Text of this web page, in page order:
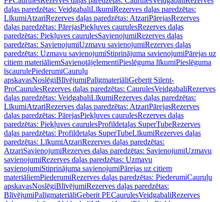
daļas paredzētas: VeidgabaliLīkumiRezerves daļas paredzētas:
LīkumiAtzariRezerves daļas paredzētas: AtzariPārejasRezerves
daļas paredzētas: PārejasPiekļuves caurulesRezerves daļas
paredzētas: Piekļuves caurulesSavienojumiRezerves daļas
paredzētas: SavienojumiUzmavu savienojumiRezerves daļas
paredzētas: Uzmavu savienojumiStiprinājuma savienojumiPārejas uz
citiem materiāliemSavienotājelementiPieslēguma līkumiPieslēguma
īscaurulePiederumiCauruļu
apskavasNoslēgiBlīvējumiPalīgmateriāliGeberit Silent-
ProCaurulesRezerves daļas paredzētas: CaurulesVeidgabaliRezerves
daļas paredzētas: VeidgabaliLīkumiRezerves daļas paredzētas:
LīkumiAtzariRezerves daļas paredzētas: AtzariPārejasRezerves
daļas paredzētas: PārejasPiekļuves caurulesRezerves daļas
paredzētas: Piekļuves caurulesProfildetaļas SuperTubeRezerves
daļas paredzētas: Profildetaļas SuperTubeLīkumiRezerves daļas
paredzētas: LīkumiAtzariRezerves daļas paredzētas:
AtzariSavienojumiRezerves daļas paredzētas: SavienojumiUzmavu
savienojumiRezerves daļas paredzētas: Uzmavu
savienojumiStiprinājuma savienojumiPārejas uz citiem
materiāliemPiederumiRezerves daļas paredzētas: PiederumiCauruļu
apskavasNoslēgiBlīvējumiRezerves daļas paredzētas:
BlīvējumiPalīgmateriāliGeberit PECaurulesVeidgabaliRezerves